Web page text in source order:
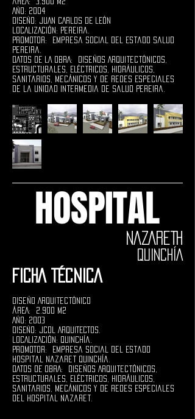
AÑO: 2004
DISEÑO: JUAN CARLOS DE LEÓN
LOCALIZACIÓN: Pereira.
PROMOTOR: Empresa Social del Estado Salud
Pereira.
DATOS DE LA OBRA: Diseños Arquitectónicos,
Estructurales, Eléctricos, Hidráulicos,
Sanitarios, Mecánicos y de Redes Especiales
de la Unidad Intermedia de Salud Pereira.
HOSPITAL
QUINCHÍA
NAZARETH
FICHA TÉCNICA
Diseño Arquitectónico
ÁREA: 2.900 M2
AÑO: 2003
DISEÑO: JCDL ARQUITECTOS.
LOCALIZACIÓN: Quinchía.
PROMOTOR: Empresa Social del Estado
Hospital Nazaret Quinchía.
DATOS DE OBRA: Diseños Arquitectónicos,
Estructurales, Eléctricos, Hidráulicos,
Sanitarios, Mecánicos y de Redes Especiales
del Hospital Nazaret.